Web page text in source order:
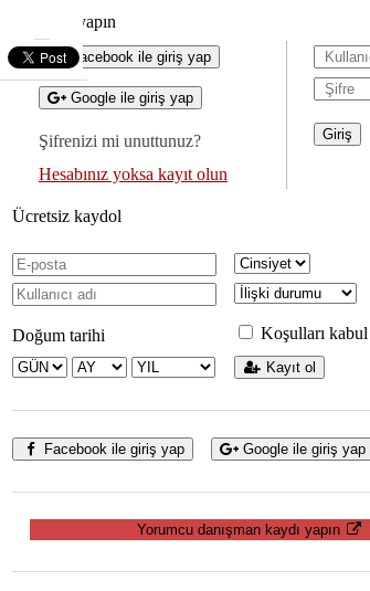
Giriş yapın
Facebook ile giriş yap
Google ile giriş yap
Şifrenizi mi unuttunuz?
Hesabınız yoksa kayıt olun
Ücretsiz kaydol
Doğum tarihi Koşulları
Kayıt ol
Facebook ile giriş yap Google ile giriş yap
Yorumcu danışman kaydı yapın